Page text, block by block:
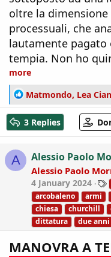
oltre la
processuali, che
lautamente pagato
tempia. Non ho
more
R
e
a
c
t
o
Matmondo, Lea
3 Replies
A Alessio Paolo
Alessio Paolo
4 January 2024
s
arcobaleno
armi
chiesa
churchill
dittatura
due anni
MANOVRA A